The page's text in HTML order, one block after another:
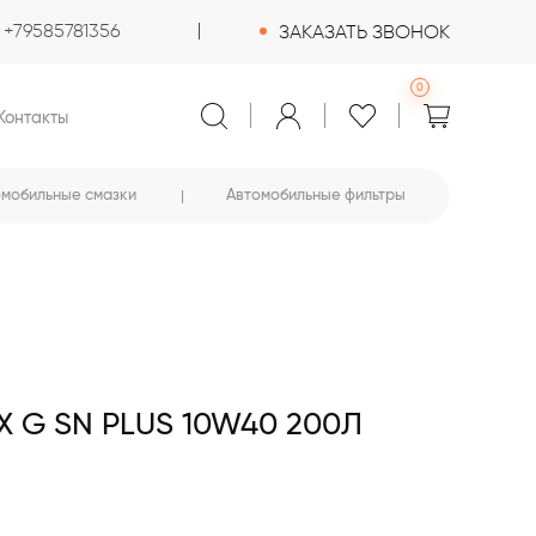
+79585781356 ЗАКАЗАТЬ ЗВОНОК
0
смазки Автомобильные фильтры
SN PLUS 10W40 200Л